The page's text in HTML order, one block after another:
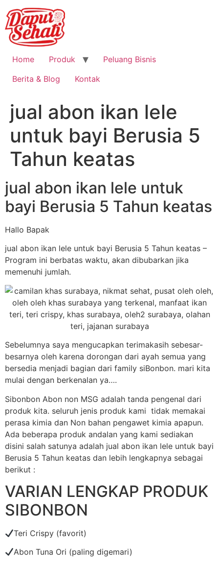
Home Produk
Peluang Bisnis
Berita & Blog
Kontak
jual abon ikan lele
untuk bayi Berusia 5
Tahun keatas
jual abon ikan lele untuk
bayi Berusia 5 Tahun keatas
Hallo Bapak
jual abon ikan lele untuk bayi Berusia 5 Tahun keatas –
Program ini berbatas waktu, akan dibubarkan jika
memenuhi jumlah.
Sebelumnya saya mengucapkan terimakasih sebesar-
besarnya oleh karena dorongan dari ayah semua yang
bersedia menjadi bagian dari family siBonbon. mari kita
mulai dengan berkenalan ya….
Sibonbon Abon non MSG adalah tanda pengenal dari
produk kita. seluruh jenis produk kami tidak memakai
perasa kimia dan Non bahan pengawet kimia apapun.
Ada beberapa produk andalan yang kami sediakan
disini salah satunya adalah jual abon ikan lele untuk bayi
Berusia 5 Tahun keatas dan lebih lengkapnya sebagai
berikut :
VARIAN LENGKAP PRODUK
SIBONBON
Teri Crispy (favorit)
Abon Tuna Ori (paling digemari)